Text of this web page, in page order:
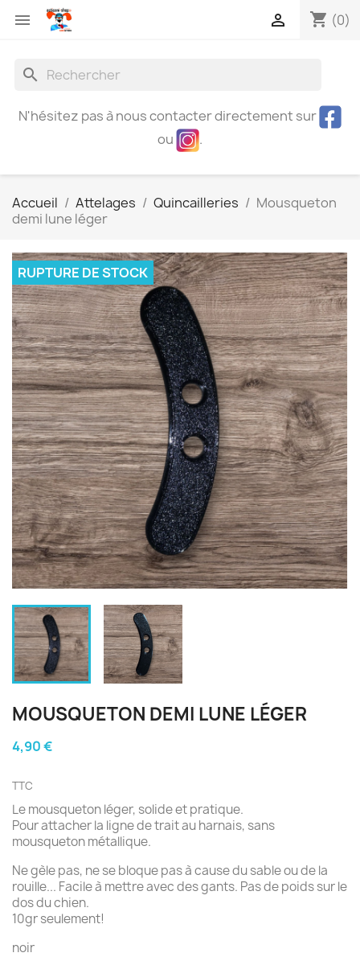
 shopping_cart (0)

search
N'hésitez pas à nous contacter directement sur
ou
.
Accueil Attelages Quincailleries
Mousqueton
demi lune léger
RUPTURE DE STOCK
MOUSQUETON DEMI LUNE LÉGER
4,90 €
TTC
Le mousqueton léger, solide et pratique.
Pour attacher la ligne de trait au harnais, sans
mousqueton métallique.
Ne gèle pas, ne se bloque pas à cause du sable ou de la
rouille... Facile à mettre avec des gants. Pas de poids sur le
dos du chien.
10gr seulement!
noir